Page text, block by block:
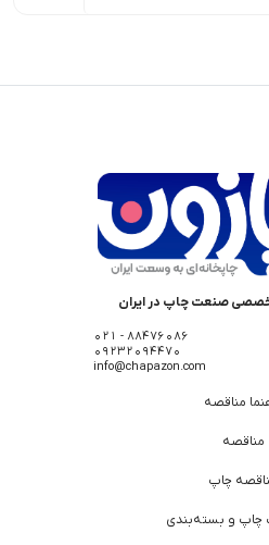
صنعت چاپ در ایران
88476086 - 021
09232094470
info@chapazon.com
مناقصه
مناقصه
چاپ
چاپ و بسته‌بندی